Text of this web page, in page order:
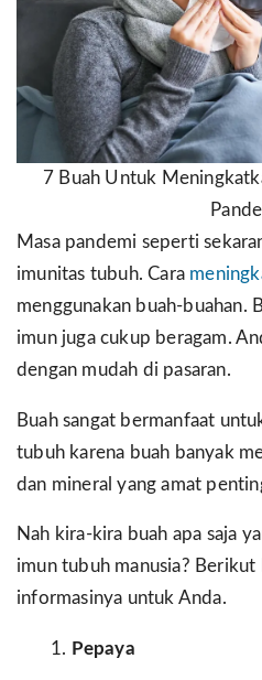
7 Buah Untuk
Masa pandemi seperti
imunitas tubuh. Cara
menggunakan buah-buahan.
imun juga cukup beragam.
dengan mudah di pasaran.
Buah sangat bermanfaat
tubuh karena buah banyak
dan mineral yang amat
Nah kira-kira buah apa saja
imun tubuh manusia? Berikut
informasinya untuk Anda.
Pepaya